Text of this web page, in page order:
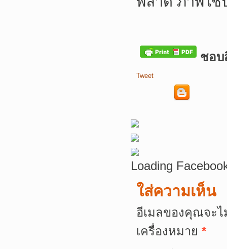
ชอบ
Tweet
Loading
ใส่ความเห็น
อีเมลของคุณจะ
เครื่องหมาย *